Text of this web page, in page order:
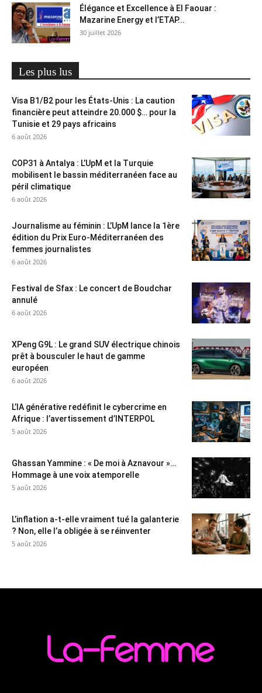
Élégance et Excellence à El Faouar :
Mazarine Energy et l’ETAP...
30 juillet 2026
Les plus lus
Visa B1/B2 pour les États-Unis : La caution
financière peut atteindre 20.000 $… pour la
Tunisie et 29 pays africains
6 août 2026
COP31 à Antalya : L’UpM et la Turquie
mobilisent le bassin méditerranéen face au
péril climatique
6 août 2026
Journalisme au féminin : L’UpM lance la 1ère
édition du Prix Euro-Méditerranéen des
femmes journalistes
6 août 2026
Festival de Sfax : Le concert de Boudchar
annulé
6 août 2026
XPeng G9L : Le grand SUV électrique chinois
prêt à bousculer le haut de gamme
européen
6 août 2026
L’IA générative redéfinit le cybercrime en
Afrique : l’avertissement d’INTERPOL
5 août 2026
Ghassan Yammine : « De moi à Aznavour »…
Hommage à une voix atemporelle
5 août 2026
L’inflation a-t-elle vraiment tué la galanterie
? Non, elle l’a obligée à se réinventer
5 août 2026